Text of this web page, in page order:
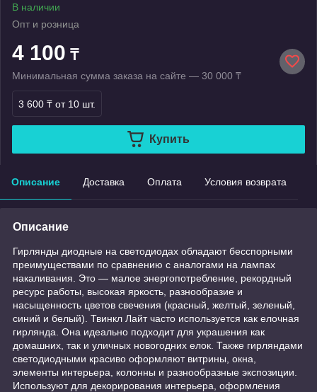
В наличии
Опт и розница
4 100 ₸
Минимальная сумма заказа на сайте — 30 000 ₸
3 600 ₸ от 10 шт.
Купить
Описание Доставка Оплата Условия возврата
Описание
Гирлянды диодные на светодиодах обладают бесспорными
преимуществами по сравнению с аналогами на лампах
накаливания. Это ― малое энергопотребление, рекордный
ресурс работы, высокая яркость, разнообразие и
насыщенность цветов свечения (красный, желтый, зеленый,
синий и белый). Твинкл Лайт часто используется как елочная
гирлянда. Она идеально подходит для украшения как
домашних, так и уличных новогодних елок. Также гирляндами
светодиодными красиво оформляют витрины, окна,
элементы интерьера, колонны и разнообразные экспозиции.
Используют для декорирования интерьера, оформления